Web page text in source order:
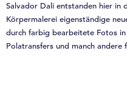
Salvador Dali entstanden hier in
Körpermalerei eigenständige
durch farbig bearbeitete Fotos
Polatransfers und manch